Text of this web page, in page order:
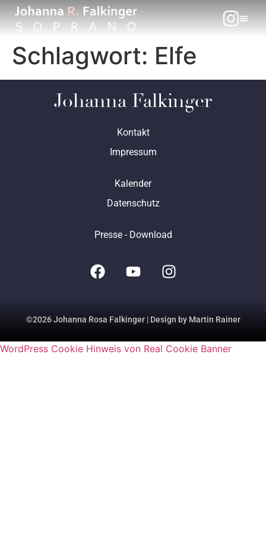
Schlagwort: Elfe
Johanna Falkinger
Kontakt
Impressum
Kalender
Datenschutz
Presse - Download
©2026 Johanna Rosa Falkinger | Design by Martin Rainer
WordPress Cookie Hinweis von Real Cookie Banner